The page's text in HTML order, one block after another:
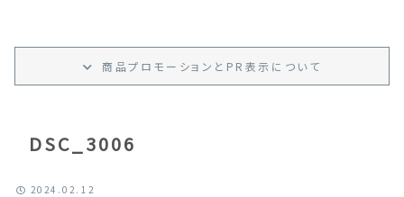
商品プロモーション と PR 表示 について
DSC_3006
2024.02.12